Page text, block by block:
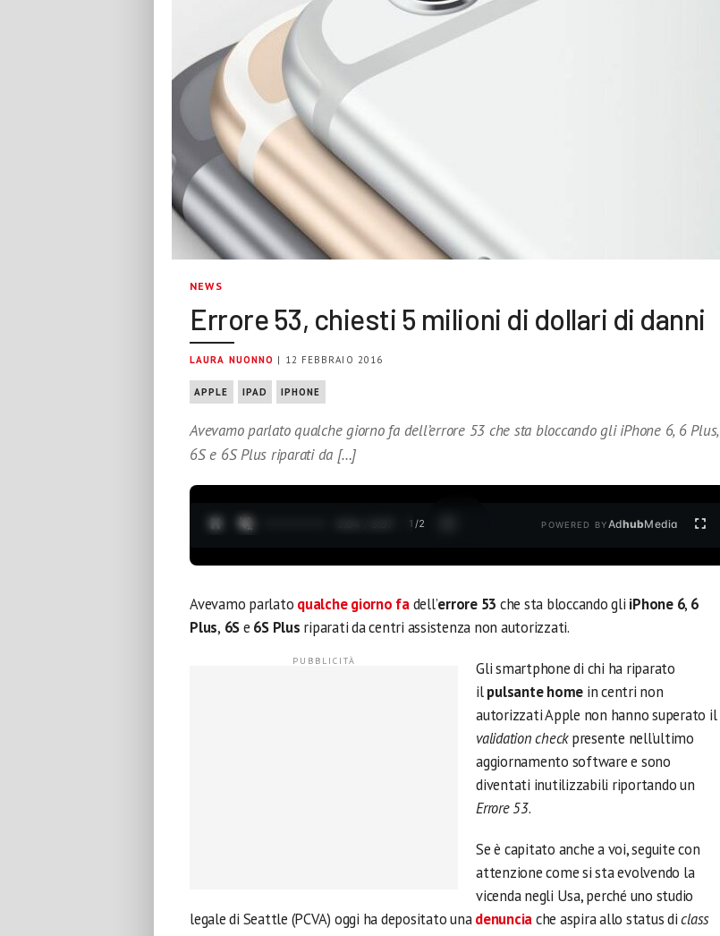
NEWS
Errore 53, chiesti 5 milioni di dollari di danni
LAURA NUONNO | 12 FEBBRAIO 2016
APPLE IPAD IPHONE
Avevamo parlato qualche giorno fa dell’errore 53 che sta bloccando gli iPhone 6, 6 Plus,
6S e 6S Plus riparati da […]
1 /2 POWERED BYAdhubMedia
Avevamo parlato qualche giorno fadell’errore 53 che sta bloccando gli iPhone 6, 6
Plus, 6Se 6S Plus riparati da centri assistenza non autorizzati.
Gli smartphone di chi ha riparato
ilpulsante home in centri non
autorizzati Apple non hanno superato il
validation checkpresente nell’ultimo
aggiornamento software e sono
diventati inutilizzabili riportando un
Errore 53.
Se è capitato anche a voi, seguite con
attenzione come si sta evolvendo la
vicenda negli Usa, perché uno studio
legale di Seattle (PCVA) oggi ha depositato unadenunciache aspira allo status diclass